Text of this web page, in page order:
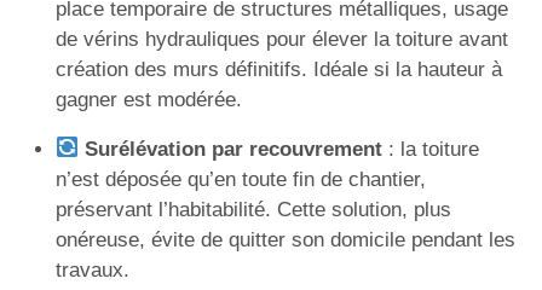
place temporaire de structures métalliques, usage
de vérins hydrauliques pour élever la toiture avant
création des murs définitifs. Idéale si la hauteur à
gagner est modérée.
Surélévation par recouvrement: la toiture
n’est déposée qu’en toute fin de chantier,
préservant l’habitabilité. Cette solution, plus
onéreuse, évite de quitter son domicile pendant les
travaux.